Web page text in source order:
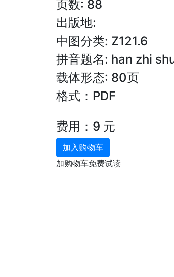
页数: 88
出版地:
中图分类: Z121.6
拼音题名: han zhi
载体形态: 80页
格式：PDF
费用：9 元
加入购物车
加购物车免费试读